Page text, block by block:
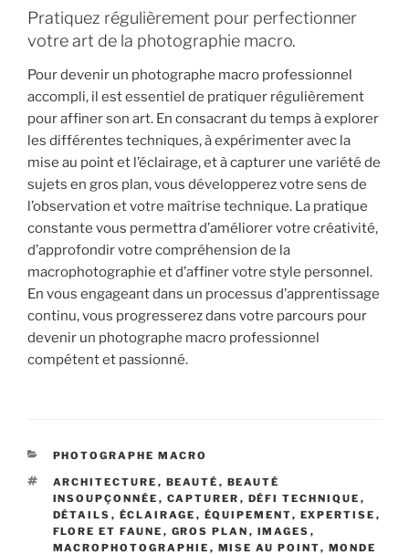
Pratiquez régulièrement pour perfectionner
votre art de la photographie macro.
Pour devenir un photographe macro professionnel
accompli, il est essentiel de pratiquer régulièrement
pour affiner son art. En consacrant du temps à explorer
les différentes techniques, à expérimenter avec la
mise au point et l’éclairage, et à capturer une variété de
sujets en gros plan, vous développerez votre sens de
l’observation et votre maîtrise technique. La pratique
constante vous permettra d’améliorer votre créativité,
d’approfondir votre compréhension de la
macrophotographie et d’affiner votre style personnel.
En vous engageant dans un processus d’apprentissage
continu, vous progresserez dans votre parcours pour
devenir un photographe macro professionnel
compétent et passionné.
CATÉGORIES
PHOTOGRAPHE MACRO
ÉTIQUETTES
ARCHITECTURE , BEAUTÉ , BEAUTÉ
INSOUPÇONNÉE , CAPTURER , DÉFI TECHNIQUE ,
DÉTAILS , ÉCLAIRAGE , ÉQUIPEMENT, EXPERTISE ,
FLORE ET FAUNE , GROS PLAN , IMAGES ,
MACROPHOTOGRAPHIE , MISE AU POINT, MONDE